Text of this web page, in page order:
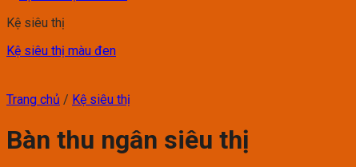
Kệ siêu thị
Kệ siêu thị màu đen
Trang chủ / Kệ siêu thị
Bàn thu ngân siêu thị